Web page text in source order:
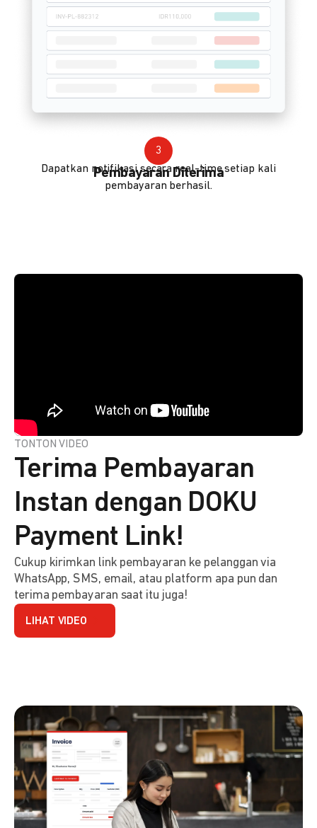
3
Pembayaran Diterima
Dapatkan notifikasi secara real-time setiap kali
pembayaran berhasil.
TONTON VIDEO
Terima Pembayaran
Instan dengan DOKU
Payment Link!
Cukup kirimkan link pembayaran ke pelanggan via
WhatsApp, SMS, email, atau platform apa pun dan
terima pembayaran saat itu juga!
LIHAT VIDEO